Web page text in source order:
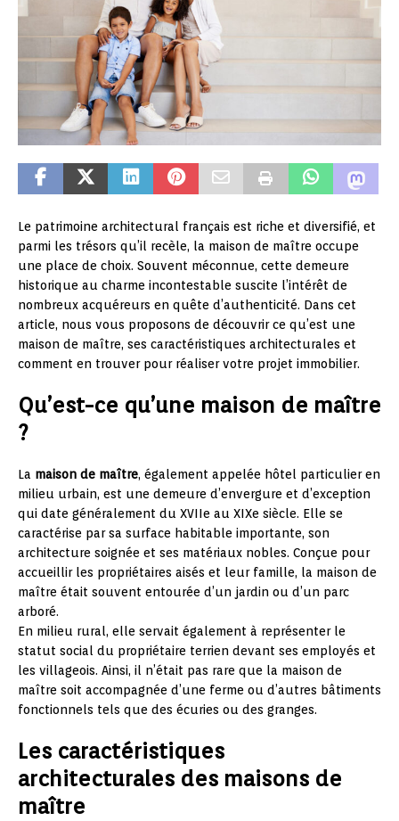
Le patrimoine architectural français est riche et diversifié, et
parmi les trésors qu’il recèle, la maison de maître occupe
une place de choix. Souvent méconnue, cette demeure
historique au charme incontestable suscite l’intérêt de
nombreux acquéreurs en quête d’authenticité. Dans cet
article, nous vous proposons de découvrir ce qu’est une
maison de maître, ses caractéristiques architecturales et
comment en trouver pour réaliser votre projet immobilier.
Qu’est-ce qu’une maison de maître
?
La maison de maître, également appelée hôtel particulier en
milieu urbain, est une demeure d’envergure et d’exception
qui date généralement du XVIIe au XIXe siècle. Elle se
caractérise par sa surface habitable importante, son
architecture soignée et ses matériaux nobles. Conçue pour
accueillir les propriétaires aisés et leur famille, la maison de
maître était souvent entourée d’un jardin ou d’un parc
arboré.
En milieu rural, elle servait également à représenter le
statut social du propriétaire terrien devant ses employés et
les villageois. Ainsi, il n’était pas rare que la maison de
maître soit accompagnée d’une ferme ou d’autres bâtiments
fonctionnels tels que des écuries ou des granges.
Les caractéristiques
architecturales des maisons de
maître